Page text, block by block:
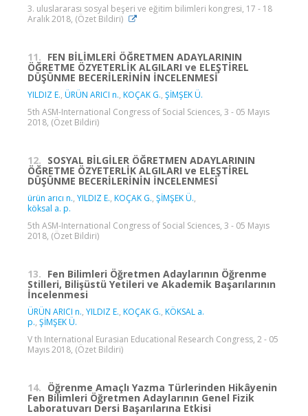
3. uluslararası sosyal beşeri ve eğitim bilimleri kongresi, 17 - 18
Aralık 2018, (Özet Bildiri)
11. FEN BİLİMLERİ ÖĞRETMEN ADAYLARININ
ÖĞRETME ÖZYETERLİK ALGILARI ve ELEŞTİREL
DÜŞÜNME BECERİLERİNİN İNCELENMESİ
YILDIZ E., ÜRÜN ARICI n., KOÇAK G., ŞİMŞEK Ü.
5th ASM-International Congress of Social Sciences, 3 - 05 Mayıs
2018, (Özet Bildiri)
12. SOSYAL BİLGİLER ÖĞRETMEN ADAYLARININ
ÖĞRETME ÖZYETERLİK ALGILARI ve ELEŞTİREL
DÜŞÜNME BECERİLERİNİN İNCELENMESİ
ürün arıcı n., YILDIZ E., KOÇAK G., ŞİMŞEK Ü.,
köksal a. p.
5th ASM-International Congress of Social Sciences, 3 - 05 Mayıs
2018, (Özet Bildiri)
13. Fen Bilimleri Öğretmen Adaylarının Öğrenme
Stilleri, Bilişüstü Yetileri ve Akademik Başarılarının
İncelenmesi
ÜRÜN ARICI n., YILDIZ E., KOÇAK G., KÖKSAL a.
p., ŞİMŞEK Ü.
V th International Eurasian Educational Research Congress, 2 - 05
Mayıs 2018, (Özet Bildiri)
14. Öğrenme Amaçlı Yazma Türlerinden Hikâyenin
Fen Bilimleri Öğretmen Adaylarının Genel Fizik
Laboratuvarı Dersi Başarılarına Etkisi